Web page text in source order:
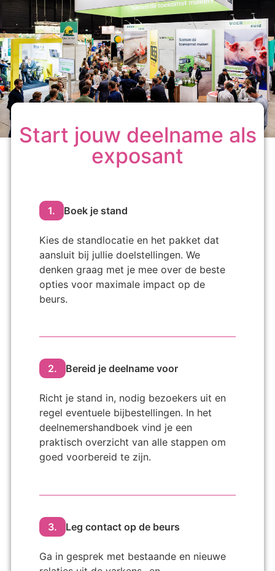
Start jouw deelname als
exposant
1. Boek je stand
Kies de standlocatie en het pakket dat
aansluit bij jullie doelstellingen. We
denken graag met je mee over de beste
opties voor maximale impact op de
beurs.
2. Bereid je deelname voor
Richt je stand in, nodig bezoekers uit en
regel eventuele bijbestellingen. In het
deelnemershandboek vind je een
praktisch overzicht van alle stappen om
goed voorbereid te zijn.
3. Leg contact op de beurs
Ga in gesprek met bestaande en nieuwe